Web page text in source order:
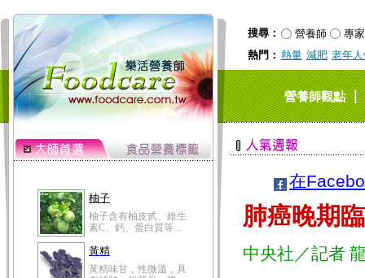
搜尋： 營養師
專家
熱門： 熱量 減肥 老年
營養師觀點｜
柚子
柚子含有柚皮甙、維生
素C、鈣、蛋白質等...
黃精
黃精味甘，性微溫，具
在
肺癌晚期
中央社／記者